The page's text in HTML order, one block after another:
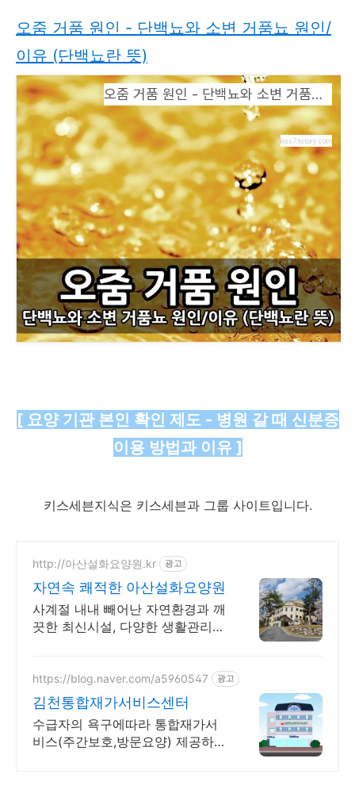
오줌 거품 원인 - 단백뇨와 소변 거품뇨 원인/
이유 (단백뇨란 뜻)
오줌 거품 원인 - 단백뇨와 소변 거품뇨 원인/이유 (단백뇨란 뜻)
kiss7.tistory.com
[ 요양 기관 본인 확인 제도 - 병원 갈 때 신분증
이용 방법과 이유​ ]
키스세븐지식은 키스세븐과 그룹 사이트입니다.
http://아산설화요양원.kr 광고
자연속 쾌적한 아산설화요양원
사계절 내내 빼어난 자연환경과 깨
끗한 최신시설, 다양한 생활관리
https://blog.naver.com/a5960547 광고
김천통합재가서비스센터
수급자의 욕구에따라 통합재가서
비스(주간보호,방문요양) 제공하는